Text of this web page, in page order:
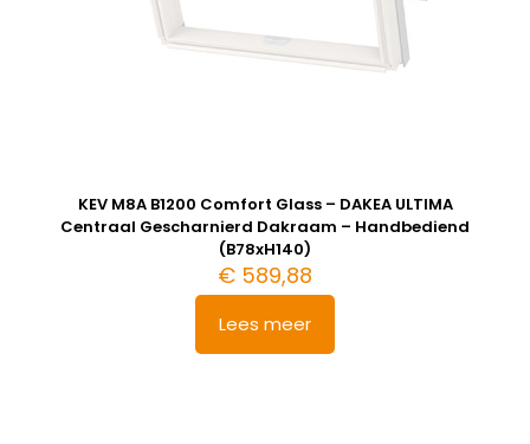
KEV M8A B1200 Comfort Glass – DAKEA ULTIMA
Centraal Gescharnierd Dakraam – Handbediend
(B78xH140)
€ 589,88
Lees meer